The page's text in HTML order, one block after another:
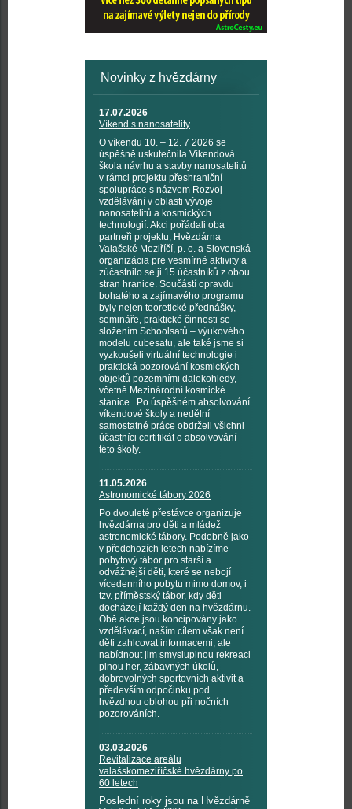
Novinky z hvězdárny
17.07.2026
Víkend s nanosatelity
O víkendu 10. – 12. 7 2026 se
úspěšně uskutečnila Víkendová
škola návrhu a stavby nanosatelitů
v rámci projektu přeshraniční
spolupráce s názvem Rozvoj
vzdělávání v oblasti vývoje
nanosatelitů a kosmických
technologií. Akci pořádali oba
partneři projektu, Hvězdárna
Valašské Meziříčí, p. o. a Slovenská
organizácia pre vesmírné aktivity a
zúčastnilo se ji 15 účastníků z obou
stran hranice. Součástí opravdu
bohatého a zajímavého programu
byly nejen teoretické přednášky,
semináře, praktické činnosti se
složením Schoolsatů – výukového
modelu cubesatu, ale také jsme si
vyzkoušeli virtuální technologie i
praktická pozorování kosmických
objektů pozemními dalekohledy,
včetně Mezinárodní kosmické
stanice. Po úspěšném absolvování
víkendové školy a nedělní
samostatné práce obdrželi všichni
účastníci certifikát o absolvování
této školy.
11.05.2026
Astronomické tábory 2026
Po dvouleté přestávce organizuje
hvězdárna pro děti a mládež
astronomické tábory. Podobně jako
v předchozích letech nabízíme
pobytový tábor pro starší a
odvážnější děti, které se nebojí
vícedenního pobytu mimo domov, i
tzv. příměstský tábor, kdy děti
docházejí každý den na hvězdárnu.
Obě akce jsou koncipovány jako
vzdělávací, naším cílem však není
děti zahlcovat informacemi, ale
nabídnout jim smysluplnou rekreaci
plnou her, zábavných úkolů,
dobrovolných sportovních aktivit a
především odpočinku pod
hvězdnou oblohou při nočních
pozorováních.
03.03.2026
Revitalizace areálu
valašskomeziříčské hvězdárny po
60 letech
Poslední roky jsou na Hvězdárně